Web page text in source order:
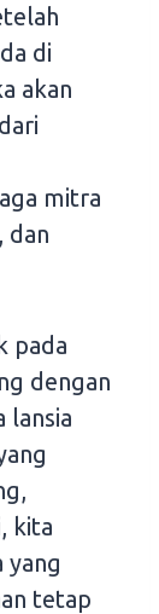
di
akan
mitra
dan
pada
dengan
lansia
kita
yang
tetap